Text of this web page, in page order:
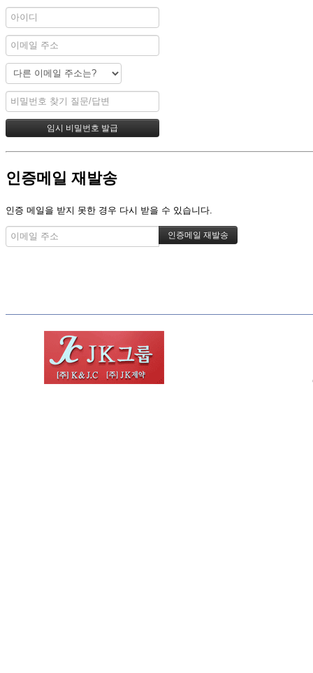
인증메일 재발송
인증 메일을 받지 못한 경우 다시 받을 수 있습니다.